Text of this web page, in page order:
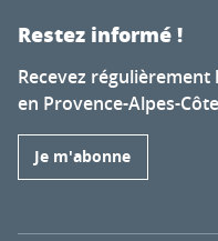
Restez informé !
Recevez
en Provence-Alpes-
Je m'abonne